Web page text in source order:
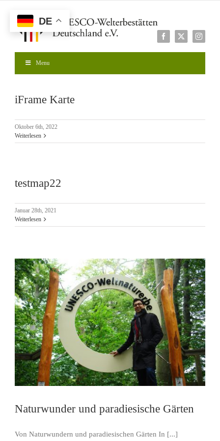
springen
Facebook
X
Menu
iFrame Karte
Oktober 6th, 2022
Weiterlesen
testmap22
Januar 28th, 2021
Weiterlesen
Naturwunder und paradiesische Gärten
Von Naturwundern und paradiesischen Gärten In [...]
DE